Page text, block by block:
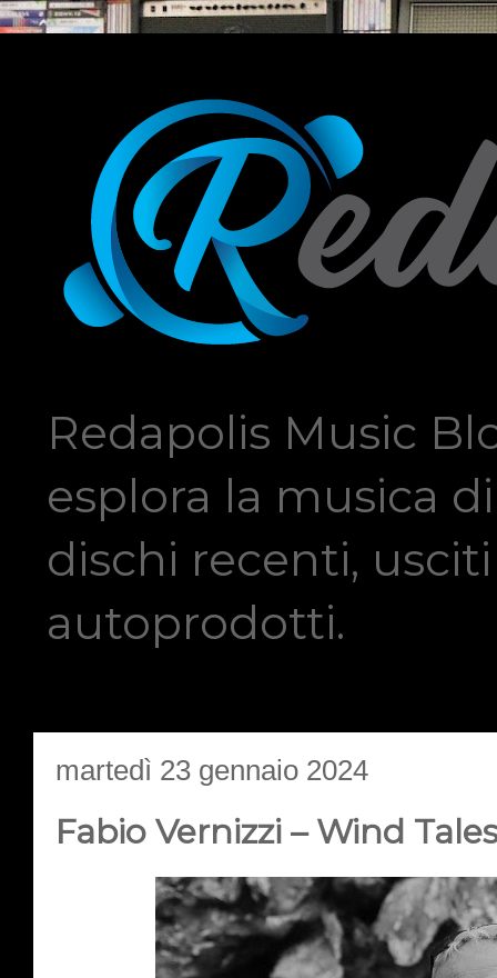
Redapolis Music
esplora la musica
dischi recenti,
autoprodotti.
martedì 23 gennaio 2024
Fabio Vernizzi – Wind